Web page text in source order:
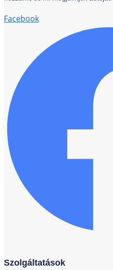
Facebook
Szolgáltatások